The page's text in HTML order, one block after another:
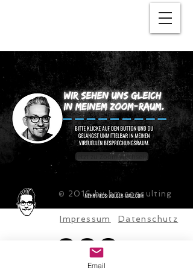
Jetzt zu Zoom wechseln
© 2016 by hm consulting
Impressum Datenschutz
Email